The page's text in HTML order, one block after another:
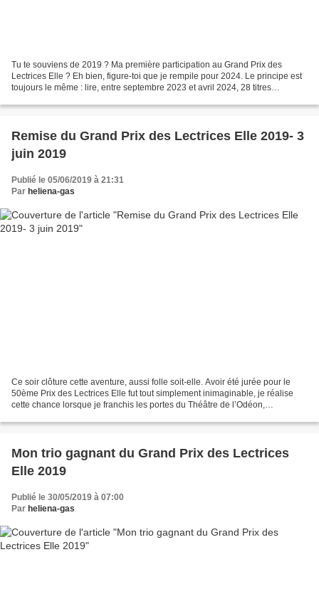
Tu te souviens de 2019 ? Ma première participation au Grand Prix des
Lectrices Elle ? Eh bien, figure-toi que je rempile pour 2024. Le principe est
toujours le même : lire, entre septembre 2023 et avril 2024, 28 titres
Remise du Grand Prix des Lectrices Elle 2019- 3
juin 2019
Publié le 05/06/2019 à 21:31
Par heliena-gas
Ce soir clôture cette aventure, aussi folle soit-elle. Avoir été jurée pour le
50ème Prix des Lectrices Elle fut tout simplement inimaginable, je réalise
cette chance lorsque je franchis les portes du Théâtre de l’Odéon,
Mon trio gagnant du Grand Prix des Lectrices
Elle 2019
Publié le 30/05/2019 à 07:00
Par heliena-gas